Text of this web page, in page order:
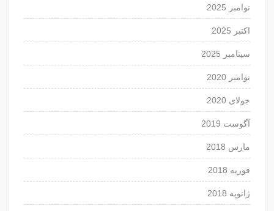
نوامبر 2025
اکتبر 2025
سپتامبر 2025
نوامبر 2020
جولای 2020
آگوست 2019
مارس 2018
فوریه 2018
ژانویه 2018